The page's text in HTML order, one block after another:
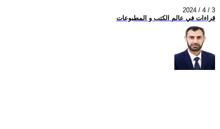
2024 / 4 / 3
قراءات في عالم الكتب و المطبوعات